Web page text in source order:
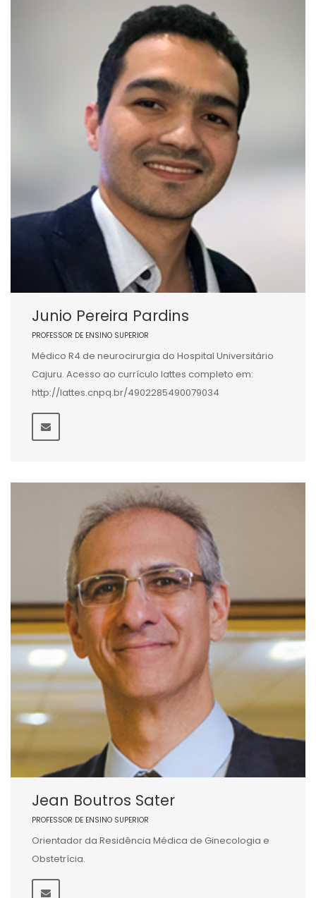
Junio Pereira Pardins
PROFESSOR DE ENSINO SUPERIOR
Médico R4 de neurocirurgia do Hospital Universitário
Cajuru. Acesso ao currículo lattes completo em:
http://lattes.cnpq.br/4902285490079034
Jean Boutros Sater
PROFESSOR DE ENSINO SUPERIOR
Orientador da Residência Médica de Ginecologia e
Obstetrícia.